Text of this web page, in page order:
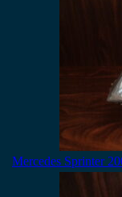
Mercedes Sprinter